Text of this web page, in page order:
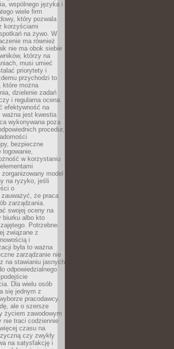
wspólnego języka i
wiele firm
który pozwala
korzyściami
na żywo. W
ma również
nie ma obok siebie
którzy na
musi umieć
priorytety i
przychodzi to
które można
dzielenie zadań
i regularna ocena
efektywność na
ważna jest kwestia
wykonywana poza
procedur,
bezpieczne
logowanie,
w korzystaniu
model
na ryzyko, jeśli
o
że praca
zarządzania.
swojej oceny na
biurku albo kto
Potrzebne
związane z
i
była to ważna
zarządzanie nie
na stawianiu jasnych
odpowiedzialnego
Dla wielu osób
się jednym z
pracodawcy.
ale o szersze
życiem zawodowym
nie traci codziennie
czasu na
czy zwykły
na satysfakcję i